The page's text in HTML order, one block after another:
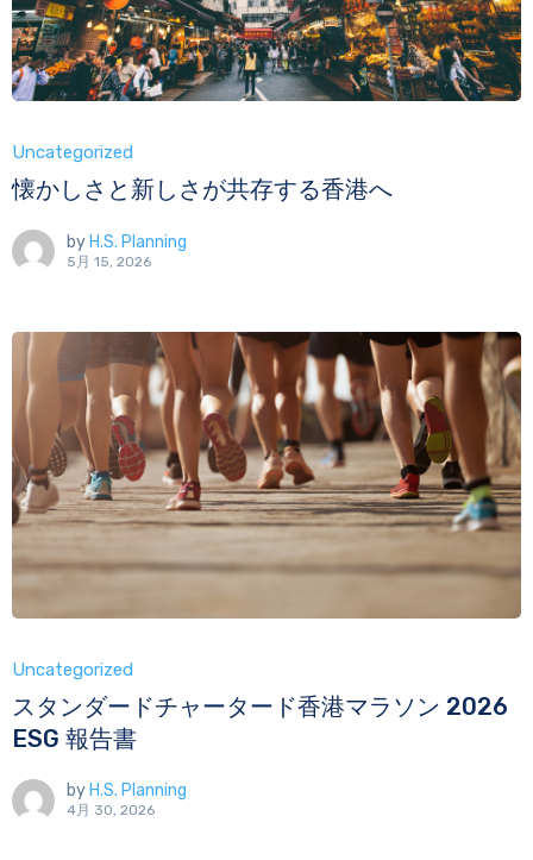
Uncategorized
懐かしさと新しさが共存する香港へ
by H.S. Planning
5月 15, 2026
Uncategorized
スタンダードチャータード香港マラソン 2026
ESG 報告書
byH.S. Planning
4月 30, 2026